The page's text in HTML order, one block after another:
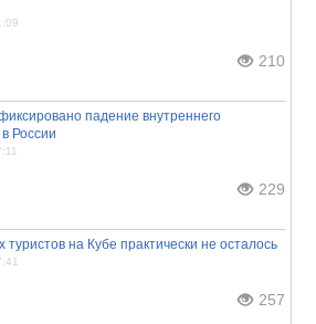
210
падение внутреннего
России
229
туристов на Кубе практически не осталось
257